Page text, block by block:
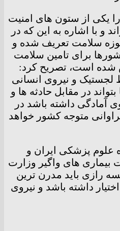
یکی از ستون های امنیت
با اشاره به این که در
حوزه سلامت تعریف شده و
برای تامین سلامت
شده است، تصریح کرد:
و‌ نیروی انسانی
در مقابل حادثه ها و
آمادگی داشته باشد در
متوجه کشور خواهد
علوم پزشکی ایران و
های واگیر وزارت
رازی باید مدرن ترین
داشته باشد و نیروی